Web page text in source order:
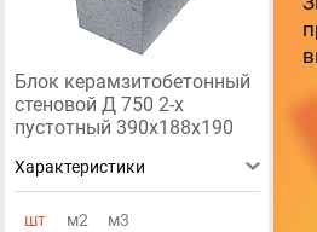
Блок керамзитобетонный
стеновой Д 750 2-х
пустотный 390х188х190
Характеристики
шт м2 м3